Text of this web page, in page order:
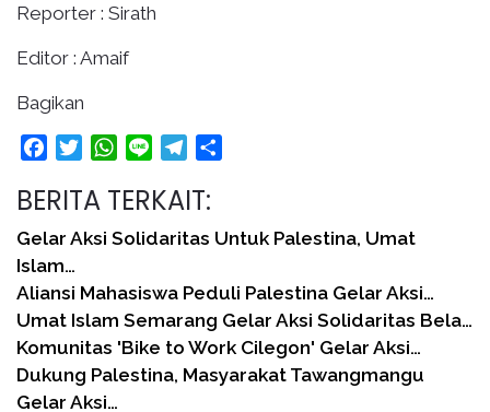
Reporter : Sirath
Editor : Amaif
Bagikan
FacebookTwitterWhatsApp
Line Telegram
BERITA TERKAIT:
Gelar Aksi Solidaritas Untuk Palestina, Umat
Islam…
Aliansi Mahasiswa Peduli Palestina Gelar Aksi…
Umat Islam Semarang Gelar Aksi Solidaritas Bela…
Komunitas 'Bike to Work Cilegon' Gelar Aksi…
Dukung Palestina, Masyarakat Tawangmangu
Gelar Aksi…